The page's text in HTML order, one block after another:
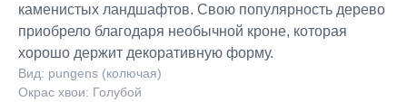
каменистых ландшафтов. Свою популярность дерево
приобрело благодаря необычной кроне, которая
хорошо держит декоративную форму.
Вид: pungens (колючая)
Окрас хвои: Голубой